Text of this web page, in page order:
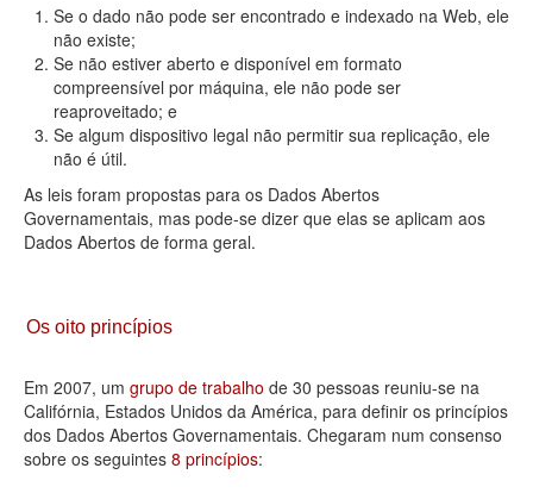
Se o dado não pode ser encontrado e indexado na Web, ele
não existe;
Se não estiver aberto e disponível em formato
compreensível por máquina, ele não pode ser
reaproveitado; e
Se algum dispositivo legal não permitir sua replicação, ele
não é útil.
As leis foram propostas para os Dados Abertos
Governamentais, mas pode-se dizer que elas se aplicam aos
Dados Abertos de forma geral.
Os oito princípios
Em 2007, um grupo de trabalho de 30 pessoas reuniu-se na
Califórnia, Estados Unidos da América, para definir os princípios
dos Dados Abertos Governamentais. Chegaram num consenso
sobre os seguintes 8 princípios: